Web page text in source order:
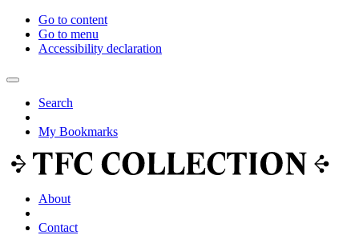
Go to content
Go to menu
Accessibility declaration
Search
My Bookmarks
About
Contact